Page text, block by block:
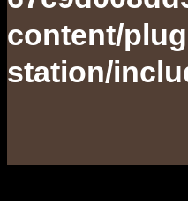
content/
station/